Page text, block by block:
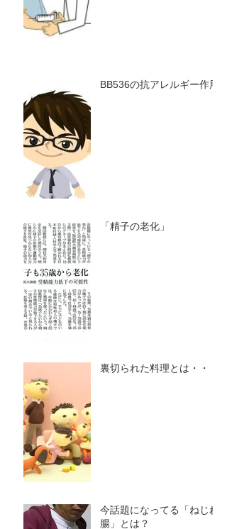
BB536の抗アレルギー作用
「精子の老化」
裏切られた料理とは・・・
今話題になってる「ねじれ
腸」とは？